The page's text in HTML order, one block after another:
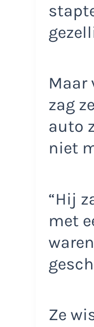
Maar
zag
auto
niet
“Hij
met
Ze